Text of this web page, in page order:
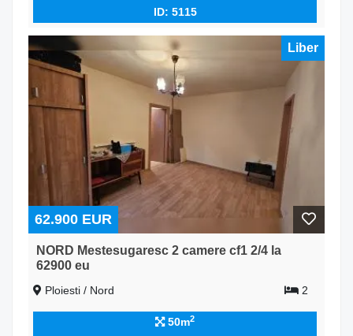
ID: 5115
Liber
62.900 EUR
NORD Mestesugaresc 2 camere cf1 2/4 la
62900 eu
Ploiesti / Nord 2
50m2